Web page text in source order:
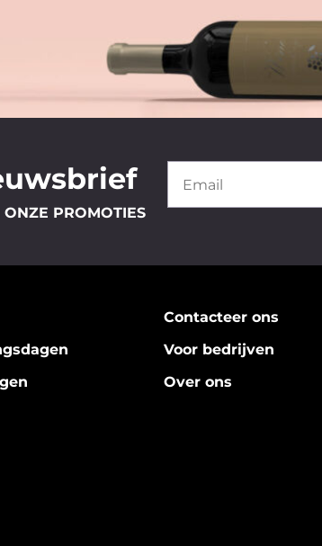
PROMOTIES
Contacteer ons
Voor bedrijven
Over ons